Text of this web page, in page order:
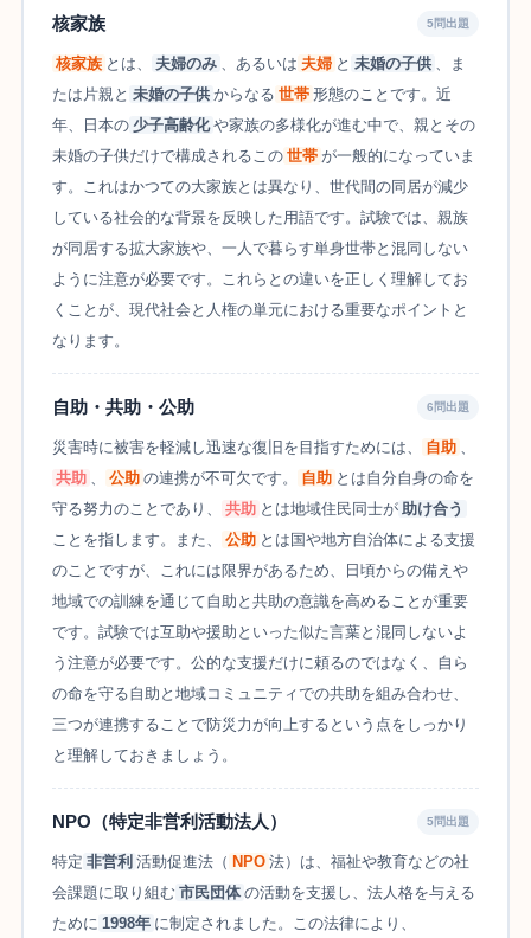
核家族 5問出題
核家族 とは、 夫婦のみ 、あるいは 夫婦 と 未婚の子供 、ま
たは片親と 未婚の子供 からなる 世帯 形態のことです。近
年、日本の 少子高齢化 や家族の多様化が進む中で、親とその
未婚の子供だけで構成されるこの 世帯 が一般的になっていま
す。これはかつての大家族とは異なり、世代間の同居が減少
している社会的な背景を反映した用語です。試験では、親族
が同居する拡大家族や、一人で暮らす単身世帯と混同しない
ように注意が必要です。これらとの違いを正しく理解してお
くことが、現代社会と人権の単元における重要なポイントと
なります。
自助・共助・公助 6問出題
災害時に被害を軽減し迅速な復旧を目指すためには、 自助 、
共助 、 公助 の連携が不可欠です。 自助 とは自分自身の命を
守る努力のことであり、
共助 とは地域住民同士が 助け合う
ことを指します。また、
公助 とは国や地方自治体による支援
のことですが、これには限界があるため、日頃からの備えや
地域での訓練を通じて自助と共助の意識を高めることが重要
です。試験では互助や援助といった似た言葉と混同しないよ
う注意が必要です。公的な支援だけに頼るのではなく、自ら
の命を守る自助と地域コミュニティでの共助を組み合わせ、
三つが連携することで防災力が向上するという点をしっかり
と理解しておきましょう。
NPO（特定非営利活動法人） 5問出題
特定 非営利 活動促進法（ NPO 法）は、福祉や教育などの社
会課題に取り組む 市民団体 の活動を支援し、法人格を与える
ために 1998年 に制定されました。この法律により、